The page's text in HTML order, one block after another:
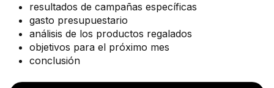
resultados de campañas específicas
gasto presupuestario
análisis de los productos regalados
objetivos para el próximo mes
conclusión